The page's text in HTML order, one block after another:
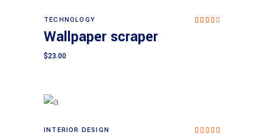
TECHNOLOGY
Wallpaper scraper
$23.00
INTERIOR DESIGN